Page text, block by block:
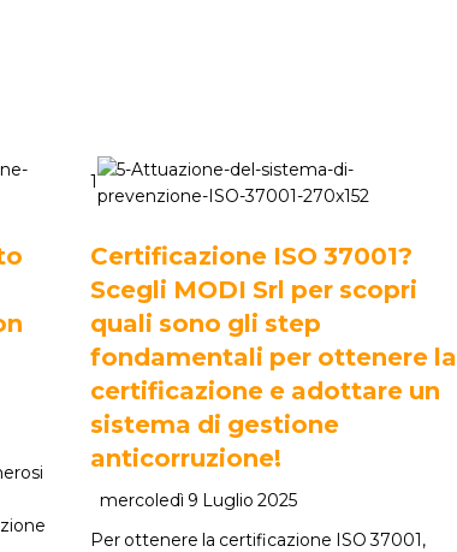
1
Certificazione ISO 37001?
Scegli MODI Srl per scopri
quali sono gli step
fondamentali per ottenere la
certificazione e adottare un
sistema di gestione
anticorruzione!
mercoledì 9 Luglio 2025
Per ottenere la certificazione ISO 37001,